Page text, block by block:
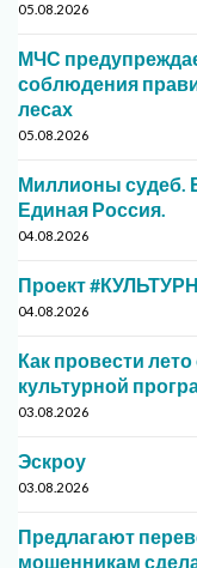
05.08.2026
МЧС
соблюдения
лесах
05.08.2026
Миллионы судеб.
Единая Россия.
04.08.2026
Проект
04.08.2026
Как провести
культурной
03.08.2026
Эскроу
03.08.2026
Предлагают
мошенникам